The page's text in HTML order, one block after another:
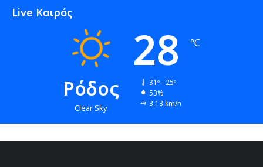
Live Καιρός
Ρόδος
Clear Sky
28 ℃
31º - 25º
53%
3.13 km/h